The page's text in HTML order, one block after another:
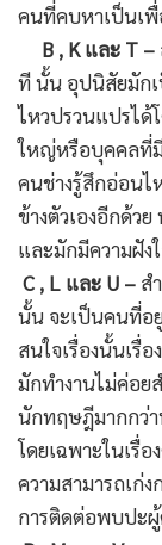
คนที่คบหาเป็นเ
B , K และ T –
ที นั้น อุปนิสัยมัก
ไหวปรวนแปรได้
ใหญ่หรือบุคคลที่
คนช่างรู้สึกอ่อนไ
ข้างตัวเองอีกด้ว
และมักมีความฝัง
C , L และ U – ส
นั้น จะเป็นคนที่อ
สนใจเรื่องนั้นเรื่
มักทำงานไม่ค่อย
นักทฤษฎีมากกว่
โดยเฉพาะในเรื่
ความสามารถเก่
การติดต่อพบปะ